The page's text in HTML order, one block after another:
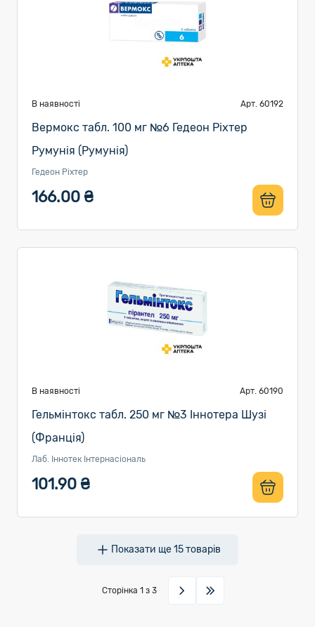
В наявності Арт. 60192
Вермокс табл. 100 мг №6 Гедеон Ріхтер
Румунія (Румунія)
Гедеон Ріхтер
166.00 ₴
В наявності Арт. 60190
Гельмінтокс табл. 250 мг №3 Іннотера Шузі
(Франція)
Лаб. Іннотек Інтернасіональ
101.90 ₴
Показати ще15товарів
Сторінка 1 з 3